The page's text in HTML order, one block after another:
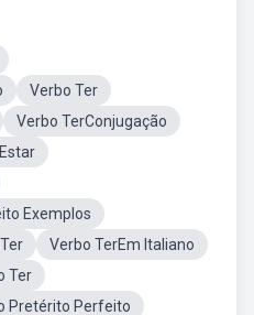
Verbo Ter
Verbo TerConjugação
Exemplos
Verbo TerEm Italiano
Ter
Pretérito Perfeito